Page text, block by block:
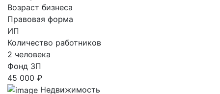
Возраст бизнеса
Правовая форма
ИП
Количество работников
2 человека
Фонд ЗП
45 000 ₽
Недвижимость